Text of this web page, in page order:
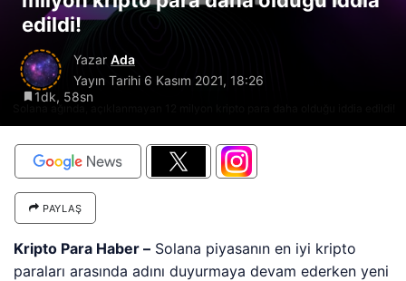
Solana ağında, açıklanmayan 12 milyon kripto para daha olduğu iddia edildi!
edildi!
Yazar Ada
Yayın Tarihi 6 Kasım 2021, 18:26
1dk, 58sn
PAYLAŞ
Kripto Para Haber – Solana piyasanın en iyi kripto
paraları arasında adını duyurmaya devam ederken yeni